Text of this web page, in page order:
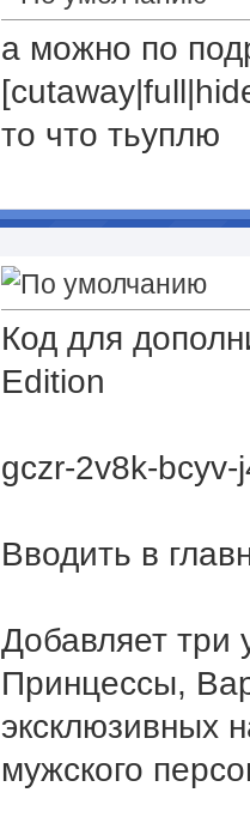
а можно по
то что тьуплю
Код для
Edition
gczr-2v8k-bcyv-
Вводить в
Добавляет три
Принцессы,
эксклюзивных
мужского